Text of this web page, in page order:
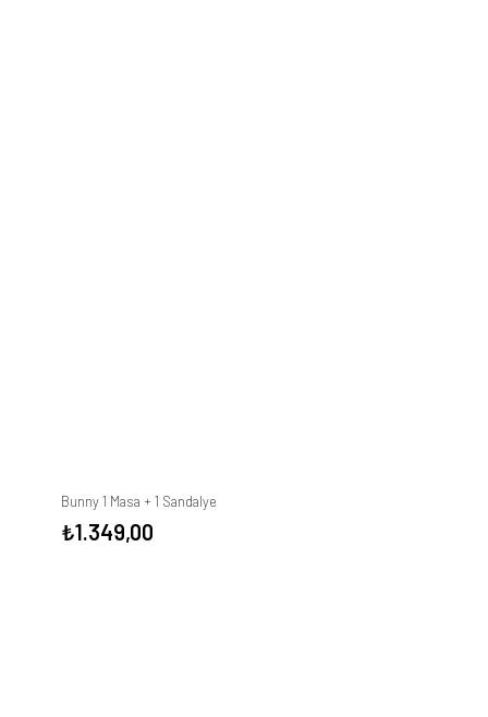
Bunny 1 Masa + 1 Sandalye
₺1.349,00